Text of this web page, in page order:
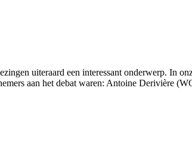
uiteraard een interessant onderwerp.
aan het debat waren: Antoine